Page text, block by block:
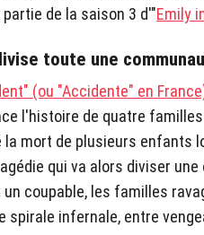
de la saison 3 d'"Emily
toute une
(ou "Accidente" en
l'histoire de quatre
la mort de plusieurs enfants
qui va alors diviser
coupable, les familles
spirale infernale, entre